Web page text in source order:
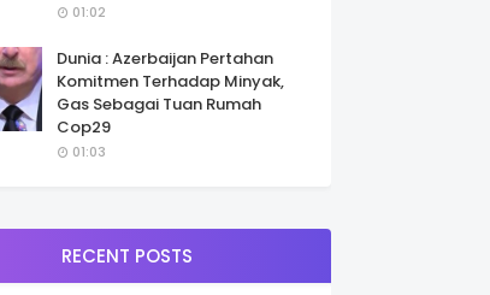
01:02
Dunia : Azerbaijan Pertahan
Komitmen Terhadap Minyak,
Gas Sebagai Tuan Rumah
Cop29
01:03
RECENT POSTS